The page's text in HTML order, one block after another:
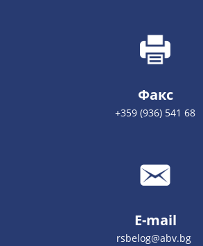
Факс
+359 (936) 541 68
E-mail
rsbelog@abv.bg